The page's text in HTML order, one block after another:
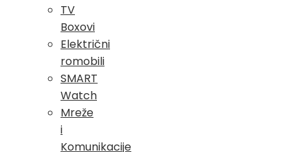
TV
Boxovi
Električni
romobili
SMART
Watch
Mreže
i
Komunikacije